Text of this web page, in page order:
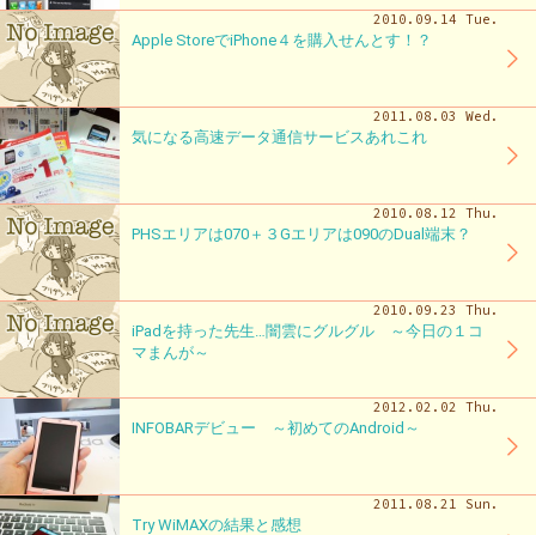
2010.09.14 Tue.
Apple StoreでiPhone４を購入せんとす！？
2011.08.03 Wed.
気になる高速データ通信サービスあれこれ
2010.08.12 Thu.
PHSエリアは070＋３Gエリアは090のDual端末？
2010.09.23 Thu.
iPadを持った先生…闇雲にグルグル ～今日の１コ
マまんが～
2012.02.02 Thu.
INFOBARデビュー ～初めてのAndroid～
2011.08.21 Sun.
Try WiMAXの結果と感想